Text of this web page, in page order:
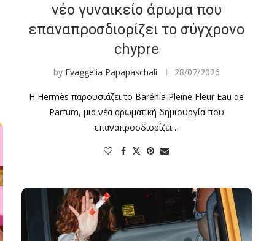
νέο γυναικείο άρωμα που
επαναπροσδιορίζει το σύγχρονο
chypre
by Evaggelia Papapaschali 28/07/2026
Η Hermès παρουσιάζει το Barénia Pleine Fleur Eau de
Parfum, μια νέα αρωματική δημιουργία που
επαναπροσδιορίζει…